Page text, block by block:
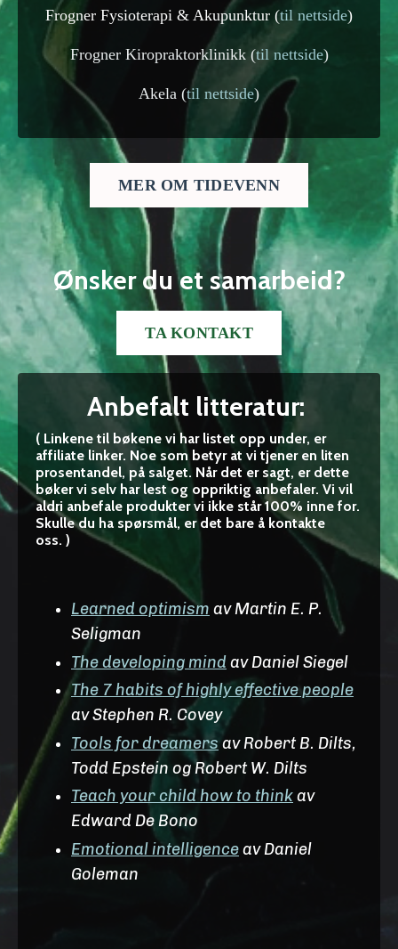
Frogner Fysioterapi & Akupunktur (til nettside)
Frogner Kiropraktorklinikk (til nettside)
Akela (til nettside)
MER OM TIDEVENN
Ønsker du et samarbeid?
TA KONTAKT
Anbefalt litteratur:
( Linkene til bøkene vi har listet opp under, er
affiliate linker. Noe som betyr at vi tjener en liten
prosentandel, på salget. Når det er sagt, er dette
bøker vi selv har lest og oppriktig anbefaler. Vi vil
aldri anbefale produkter vi ikke står 100% inne for.
Skulle du ha spørsmål, er det bare å kontakte
oss. )
Learned optimism av Martin E. P.
Seligman
The developing mindav Daniel Siegel
The 7 habits of highly effective people
av Stephen R. Covey
Tools fordreamers av Robert B. Dilts,
Todd Epstein og Robert W. Dilts
Teach your child how to thinkav
Edward De Bono
Emotional intelligenceav Daniel
Goleman